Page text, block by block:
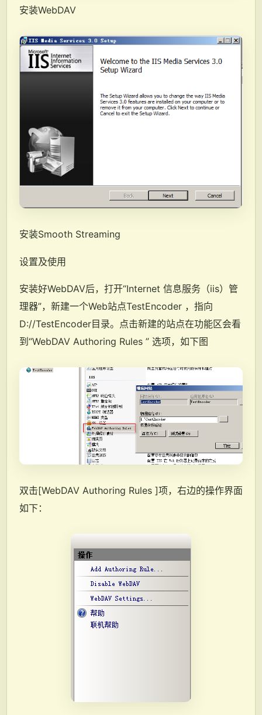
安装WebDAV
安装Smooth Streaming
设置及使用
安装好WebDAV后，打开“Internet 信息服务（iis）管
理器”，新建一个Web站点TestEncoder ，指向
D://TestEncoder目录。点击新建的站点在功能区会看
到“WebDAV Authoring Rules ” 选项，如下图
双击[WebDAV Authoring Rules ]项，右边的操作界面
如下：